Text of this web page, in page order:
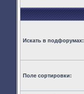
Искать в подфорумах:
Поле сортировки: